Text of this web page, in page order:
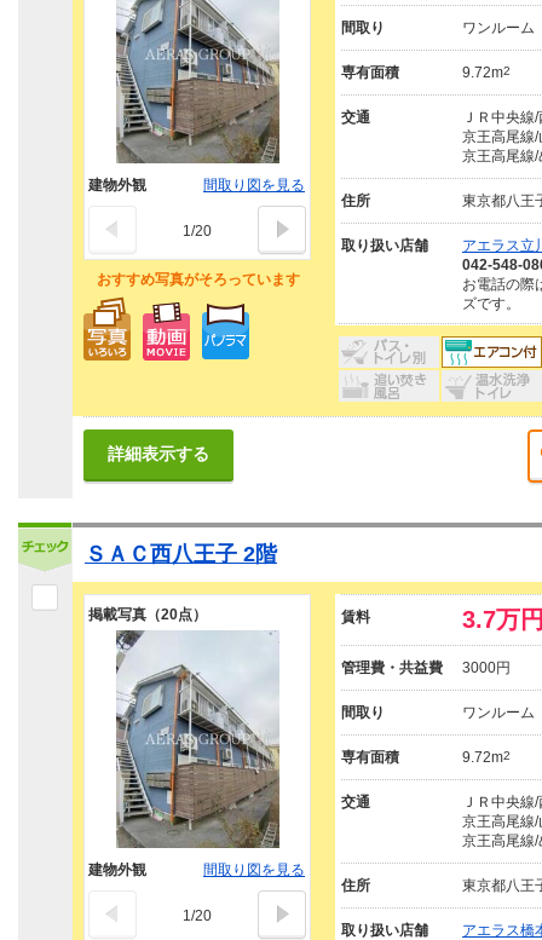
おすすめ写真がそろっています
建物外観 間取り図を見る
1/20
間取り ワンルーム
専有面積 9.72m2
交通
ＪＲ中央線
京王高尾線
京王高尾線
住所 東京都八王
取り扱い店舗
アエラス立
042-548-
お電話の際
ズです。
詳細表示する
ＳＡＣ西八王子 2階
掲載写真（20点）
建物外観 間取り図を見る
1/20
賃料 3.7万
管理費・共益費 3000円
間取り ワンルーム
専有面積 9.72m2
交通
ＪＲ中央線
京王高尾線
京王高尾線
住所 東京都八王
取り扱い店舗
アエラス橋